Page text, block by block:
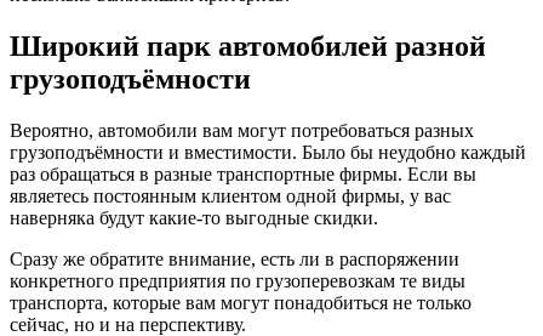
Широкий парк автомобилей разной
грузоподъёмности
Вероятно, автомобили вам могут потребоваться разных
грузоподъёмности и вместимости. Было бы неудобно каждый
раз обращаться в разные транспортные фирмы. Если вы
являетесь постоянным клиентом одной фирмы, у вас
наверняка будут какие-то выгодные скидки.
Сразу же обратите внимание, есть ли в распоряжении
конкретного предприятия по грузоперевозкам те виды
транспорта, которые вам могут понадобиться не только
сейчас, но и на перспективу.